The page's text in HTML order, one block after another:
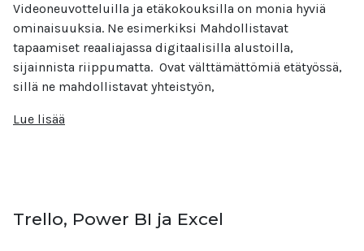
Videoneuvotteluilla ja etäkokouksilla on monia hyviä
ominaisuuksia. Ne esimerkiksi Mahdollistavat
tapaamiset reaaliajassa digitaalisilla alustoilla,
sijainnista riippumatta.​ Ovat välttämättömiä etätyössä,
sillä ne mahdollistavat yhteistyön,
Lue lisää
Trello, Power BI ja Excel